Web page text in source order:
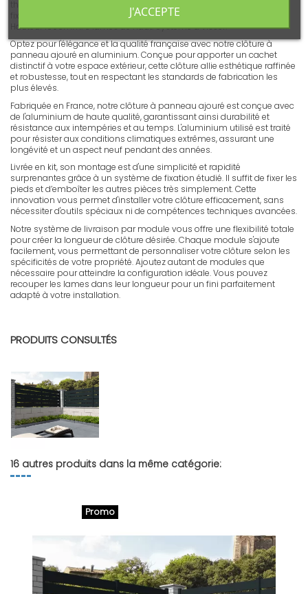
fixations et cales. Livraison en kit prêt à poser. Largeur 1911mm x
Hauteur 1090mm. 6 lames de haut. Système à visser.
Optez pour l'élégance et la qualité française avec notre clôture à
panneau ajouré en aluminium. Conçue pour apporter un cachet
distinctif à votre espace extérieur, cette clôture allie esthétique raffinée
et robustesse, tout en respectant les standards de fabrication les
plus élevés.
Fabriquée en France, notre clôture à panneau ajouré est conçue avec
de l'aluminium de haute qualité, garantissant ainsi durabilité et
résistance aux intempéries et au temps. L'aluminium utilisé est traité
pour résister aux conditions climatiques extrêmes, assurant une
longévité et un aspect neuf pendant des années.
Livrée en kit, son montage est d'une simplicité et rapidité
surprenantes grâce à un système de fixation étudié. Il suffit de fixer les
pieds et d’emboîter les autres pièces très simplement. Cette
innovation vous permet d'installer votre clôture efficacement, sans
nécessiter d'outils spéciaux ni de compétences techniques avancées.
Notre système de livraison par module vous offre une flexibilité totale
pour créer la longueur de clôture désirée. Chaque module s'ajoute
facilement, vous permettant de personnaliser votre clôture selon les
spécificités de votre propriété. Ajoutez autant de modules que
nécessaire pour atteindre la configuration idéale. Vous pouvez
recouper les lames dans leur longueur pour un fini parfaitement
adapté à votre installation.
PRODUITS CONSULTÉS
16 autres produits dans la même catégorie:
Promo
J'ACCEPTE